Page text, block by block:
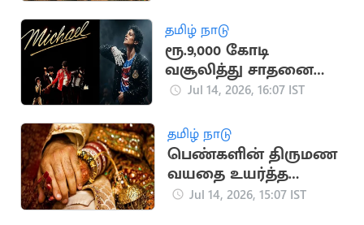
தமிழ் நாடு
ரூ.9,000 கோடி
வசூலித்து சாதனை
படைத்த மைக்கேல்
Jul 14, 2026, 16:07 IST
தமிழ் நாடு
பெண்களின் திருமண
வயதை உயர்த்த
மத்திய அரசு
Jul 14, 2026, 15:07 IST